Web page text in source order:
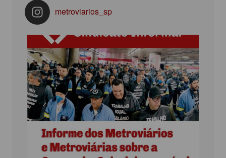
metroviarios_sp